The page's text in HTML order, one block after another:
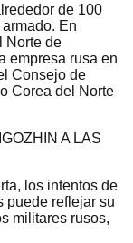
de 100
En
Norte de
empresa rusa en
Consejo de
Corea del Norte
A LAS
los intentos de
puede reflejar su
militares rusos,